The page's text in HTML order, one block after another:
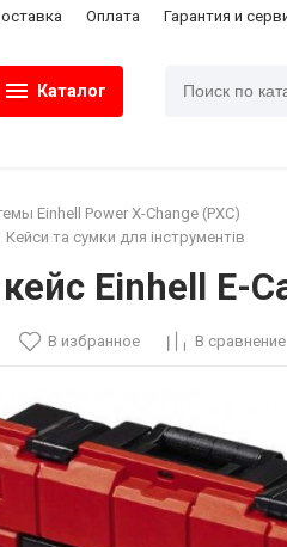
Оплата Гарантия и
Каталог
Einhell Power X-Change (PXC)
Кейси та сумки для інструментів
Einhell E-
В избранное В сравнение